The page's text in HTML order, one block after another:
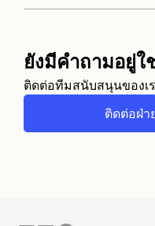
ยังมีคำถามอยู่ใ
ติดต่อทีมสนับสนุนของเ
ติดต่อฝ่า